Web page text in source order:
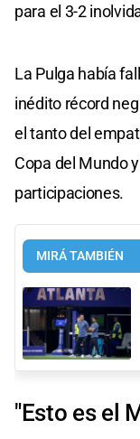
para el 3-2
La Pulga había
inédito récord
el tanto del
Copa del Mundo
participaciones.
MIRÁ TAMBIÉN
"Esto es el